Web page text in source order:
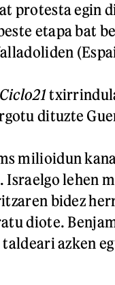
protesta egin
etapa bat
Ciclo21
dituzte
milioidun
Israelgo lehen
bidez
diote.
azken